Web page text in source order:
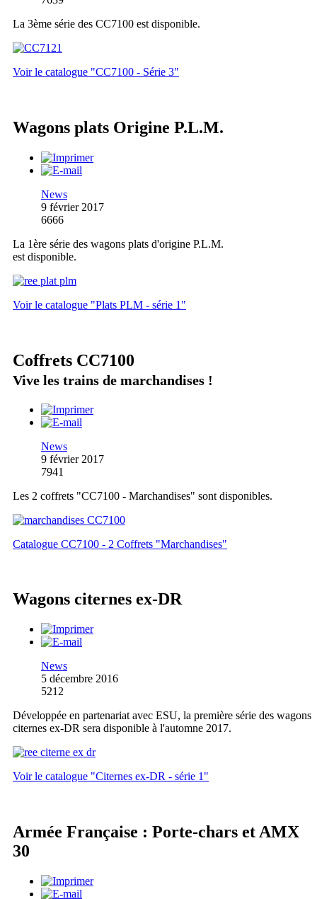
La 3ème série des CC7100 est disponible.
Voir le catalogue "CC7100 - Série 3"
Wagons plats Origine P.L.M.
News
9 février 2017
6666
La 1ère série des wagons plats d'origine P.L.M.
est disponible.
Voir le catalogue "Plats PLM - série 1"
Coffrets CC7100
Vive les trains de marchandises !
News
9 février 2017
7941
Les 2 coffrets "CC7100 - Marchandises" sont disponibles.
Catalogue CC7100 - 2 Coffrets "Marchandises"
Wagons citernes ex-DR
News
5 décembre 2016
5212
Développée en partenariat avec ESU, la première série des wagons
citernes ex-DR sera disponible à l'automne 2017.
Voir le catalogue "Citernes ex-DR - série 1"
Armée Française : Porte-chars et AMX
30